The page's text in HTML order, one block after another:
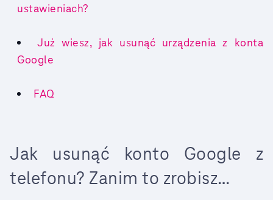
ustawieniach?
Już wiesz, jak usunąć urządzenia z konta
Google
FAQ
Jak usunąć konto Google z
telefonu? Zanim to zrobisz…